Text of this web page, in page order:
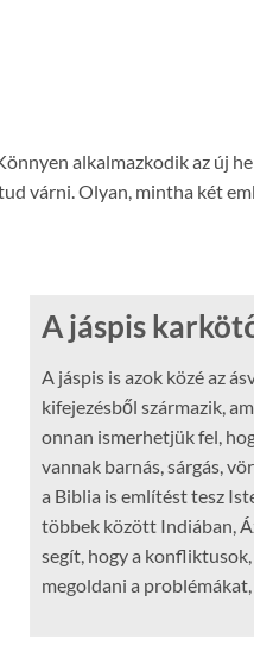
alkalmazkodik az
várni. Olyan, mintha két
A jáspis
A jáspis is azok közé az
kifejezésből származik,
onnan ismerhetjük fel,
vannak barnás, sárgás,
a Biblia is említést tesz
többek között Indiában,
segít, hogy a
megoldani a